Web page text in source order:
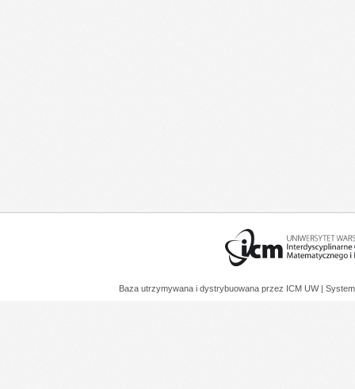
Baza utrzymywana i dystrybuowana przez ICM UW |